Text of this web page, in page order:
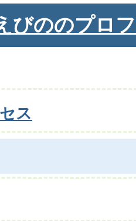
びののプロ
ス